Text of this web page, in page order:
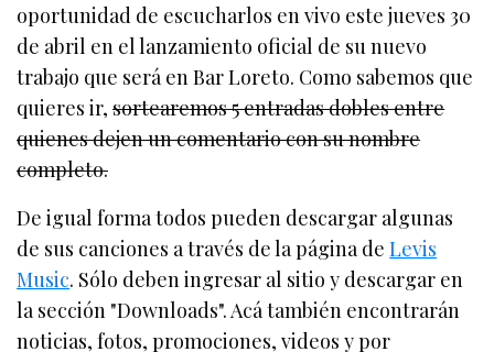
oportunidad de escucharlos en vivo este jueves 30
de abril en el lanzamiento oficial de su nuevo
trabajo que será en Bar Loreto. Como sabemos que
quieres ir,sortearemos 5 entradas dobles entre
quienes dejen un comentario con su nombre
completo.
De igual forma todos pueden descargar algunas
de sus canciones a través de la página deLevis
Music. Sólo deben ingresar al sitio y descargar en
la sección "Downloads". Acá también encontrarán
noticias, fotos, promociones, videos y por